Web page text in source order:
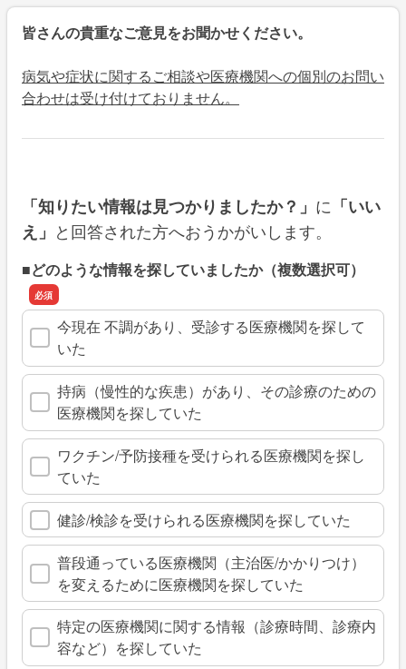
皆さんの貴重なご意見をお聞かせください。
病気や症状に関するご相談や医療機関への個別のお問い
合わせは受け付けておりません。
「知りたい情報は見つかりましたか？」 に 「いい
え」 と回答された方へおうかがいします。
■どのような情報を探していましたか（複数選択可）
今現在 不調があり、受診する医療機関を探して
いた
持病（慢性的な疾患）があり、その診療のための
医療機関を探していた
ワクチン/予防接種を受けられる医療機関を探し
ていた
健診/検診を受けられる医療機関を探していた
普段通っている医療機関（主治医/かかりつけ）
を変えるために医療機関を探していた
特定の医療機関に関する情報（診療時間、診療内
容など）を探していた